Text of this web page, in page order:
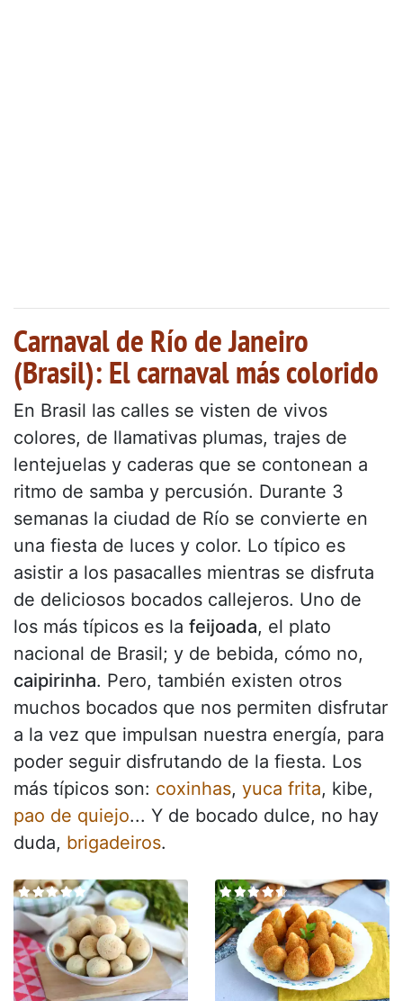
Carnaval de Río de Janeiro
(Brasil): El carnaval más colorido
En Brasil las calles se visten de vivos
colores, de llamativas plumas, trajes de
lentejuelas y caderas que se contonean a
ritmo de samba y percusión. Durante 3
semanas la ciudad de Río se convierte en
una fiesta de luces y color. Lo típico es
asistir a los pasacalles mientras se disfruta
de deliciosos bocados callejeros. Uno de
los más típicos es la feijoada, el plato
nacional de Brasil; y de bebida, cómo no,
caipirinha. Pero, también existen otros
muchos bocados que nos permiten disfrutar
a la vez que impulsan nuestra energía, para
poder seguir disfrutando de la fiesta. Los
más típicos son: coxinhas, yuca frita, kibe,
pao de quiejo... Y de bocado dulce, no hay
duda, brigadeiros.